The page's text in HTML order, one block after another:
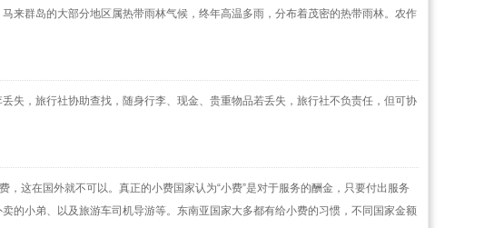
来群岛的大部分地区属热带雨林气候，终年高温多雨，分布着茂密的热带雨林。农作
失，旅行社协助查找，随身行李、现金、贵重物品若丢失，旅行社不负责任，但可协
这在国外就不可以。真正的小费国家认为“小费”是对于服务的酬金，只要付出服务
的小弟、以及旅游车司机导游等。东南亚国家大多都有给小费的习惯，不同国家金额